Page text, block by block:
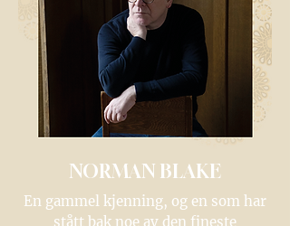
NORMAN BLAKE
En gammel kjenning, og en som har
stått bak noe av den fineste